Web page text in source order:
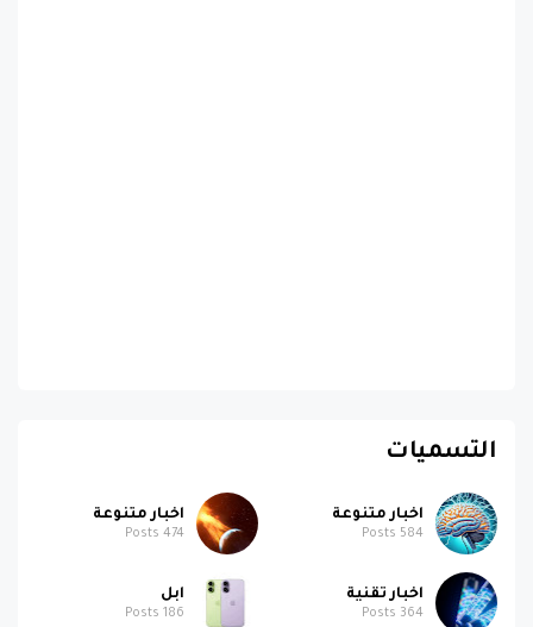
التسميات
اخبار متنوعة
584
اخبار متنوعة
474
اخبار تقنية
364
ابل
186